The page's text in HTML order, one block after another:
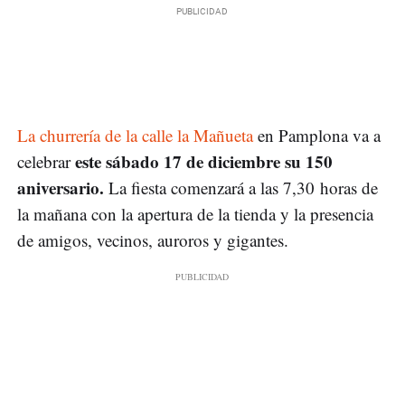
La churrería de la calle la Mañuetaen Pamplona va a
celebrareste sábado 17 de diciembre su 150
aniversario. La fiesta comenzará a las 7,30 horas de
la mañana con la apertura de la tienda y la presencia
de amigos, vecinos, auroros y gigantes.